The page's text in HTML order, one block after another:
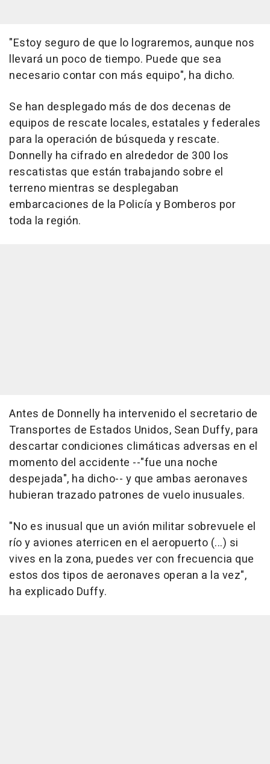
"Estoy seguro de que lo lograremos, aunque nos
llevará un poco de tiempo. Puede que sea
necesario contar con más equipo", ha dicho.
Se han desplegado más de dos decenas de
equipos de rescate locales, estatales y federales
para la operación de búsqueda y rescate.
Donnelly ha cifrado en alrededor de 300 los
rescatistas que están trabajando sobre el
terreno mientras se desplegaban
embarcaciones de la Policía y Bomberos por
toda la región.
Antes de Donnelly ha intervenido el secretario de
Transportes de Estados Unidos, Sean Duffy, para
descartar condiciones climáticas adversas en el
momento del accidente --"fue una noche
despejada", ha dicho-- y que ambas aeronaves
hubieran trazado patrones de vuelo inusuales.
"No es inusual que un avión militar sobrevuele el
río y aviones aterricen en el aeropuerto (...) si
vives en la zona, puedes ver con frecuencia que
estos dos tipos de aeronaves operan a la vez",
ha explicado Duffy.